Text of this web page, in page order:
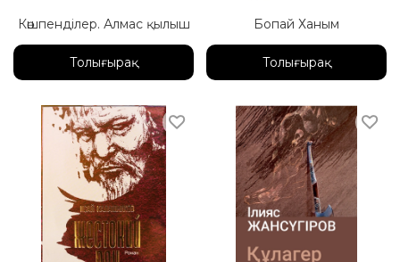
Көшпенділер. Алмас қылыш
Толығырақ
Бопай Ханым
Толығырақ